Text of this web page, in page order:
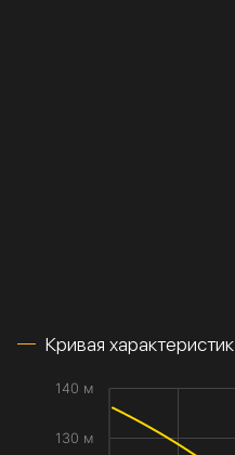
Кривая характеристик
130 м
140 м